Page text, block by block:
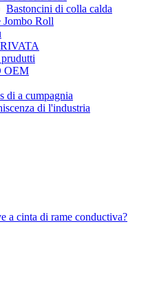
Bastoncini di colla calda
Jombo Roll
OEM
di a cumpagnia
di l'industria
a cinta di rame conductiva?